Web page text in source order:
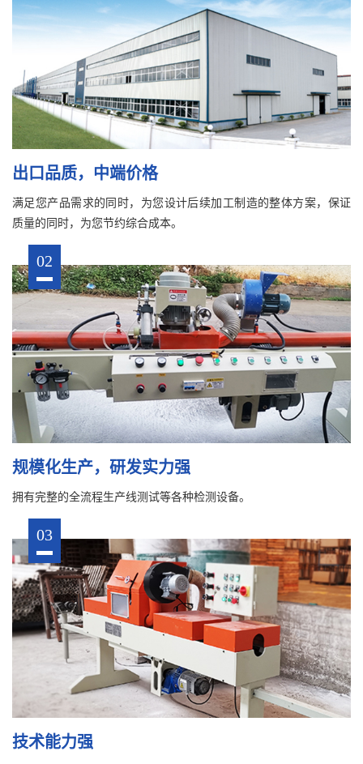
出口品质，中端价格
满足您产品需求的同时，为您设计后续加工制造的整体方案，保证
质量的同时，为您节约综合成本。
02
规模化生产，研发实力强
拥有完整的全流程生产线测试等各种检测设备。
03
技术能力强